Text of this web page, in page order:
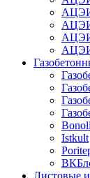
Istkult
Листовые